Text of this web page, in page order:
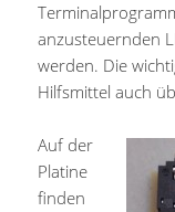
anzusteuernden
werden. Die
Hilfsmittel auch
Auf der
Platine
finden